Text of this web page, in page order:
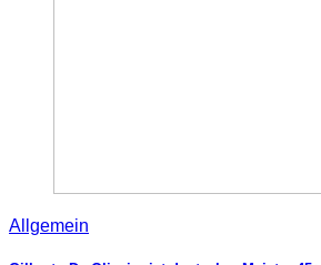
Allgemein